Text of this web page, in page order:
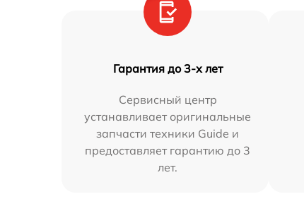
Гарантия до 3-х лет
Сервисный центр
устанавливает оригинальные
запчасти техники Guide и
предоставляет гарантию до 3
лет.